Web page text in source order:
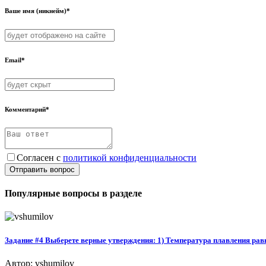
Ваше имя (никнейм)*
Email*
Комментарий*
Согласен с политикой конфиденциальности
Отправить вопрос
Популярные вопросы в разделе
Задание #4 Выберете верные утверждения: 1) Температура плавления
Автор: vshumilov